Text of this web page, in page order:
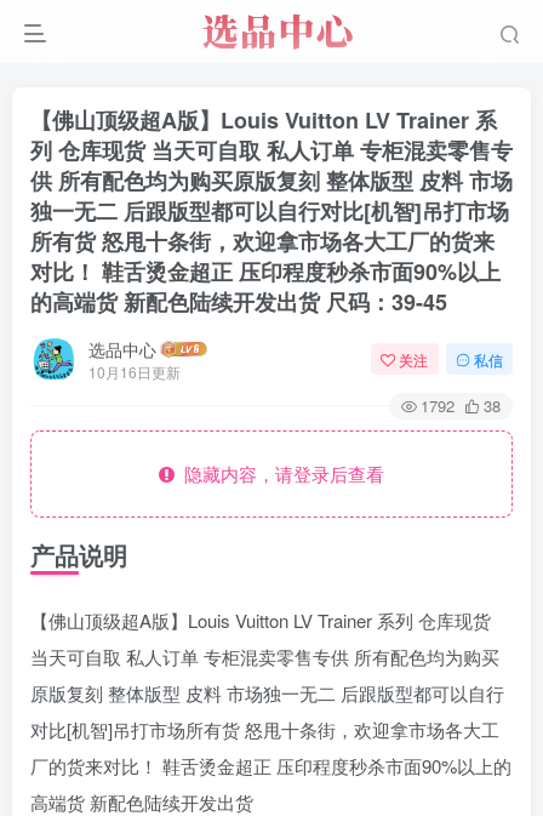
【佛山顶级超A版】Louis Vuitton LV Trainer 系
列 仓库现货 当天可自取 私人订单 专柜混卖零售专
供 所有配色均为购买原版复刻 整体版型 皮料 市场
独一无二 后跟版型都可以自行对比[机智]吊打市场
所有货 怒甩十条街，欢迎拿市场各大工厂的货来
对比！ 鞋舌烫金超正 压印程度秒杀市面90%以上
的高端货 新配色陆续开发出货 尺码：39-45
选品中心
10月16日更新
关注 私信
1792 38
隐藏内容，请登录后查看
产品说明
【佛山顶级超A版】Louis Vuitton LV Trainer 系列 仓库现货
当天可自取 私人订单 专柜混卖零售专供 所有配色均为购买
原版复刻 整体版型 皮料 市场独一无二 后跟版型都可以自行
对比[机智]吊打市场所有货 怒甩十条街，欢迎拿市场各大工
厂的货来对比！ 鞋舌烫金超正 压印程度秒杀市面90%以上的
高端货 新配色陆续开发出货